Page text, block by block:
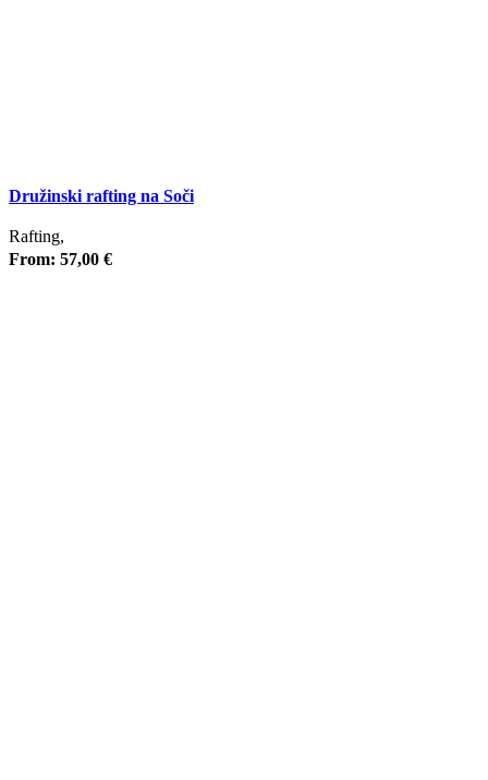
Družinski rafting na Soči
Rafting,
From: 57,00 €